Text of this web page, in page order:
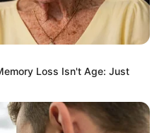
Loss Isn't Age: Just